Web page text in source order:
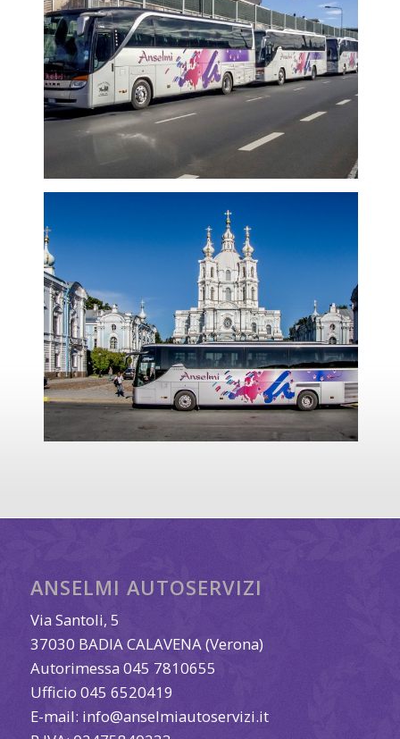
ANSELMI AUTOSERVIZI
Via Santoli, 5
37030 BADIA CALAVENA (Verona)
Autorimessa 045 7810655
Ufficio 045 6520419
E-mail: info@anselmiautoservizi.it